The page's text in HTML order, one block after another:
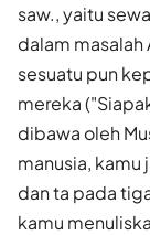
saw., yaitu
dalam masalah
sesuatu pun
mereka
dibawa oleh
manusia,
dan ta pada
kamu